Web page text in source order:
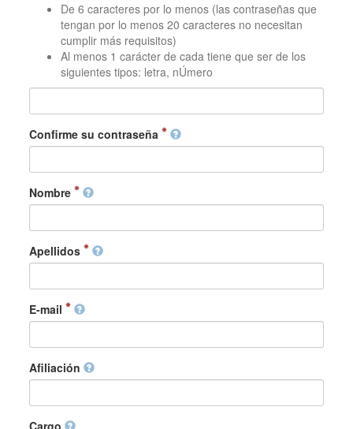
De 6 caracteres por lo menos (las contraseñas que
tengan por lo menos 20 caracteres no necesitan
cumplir más requisitos)
Al menos 1 carácter de cada tiene que ser de los
siguientes tipos: letra, nÚmero
Confirme su contraseña
Nombre
Apellidos
E-mail
Afiliación
Cargo